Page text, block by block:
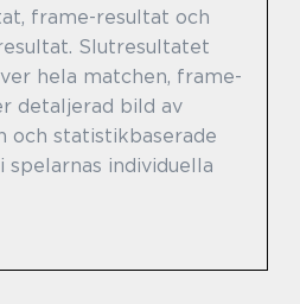
frame-resultat och
Slutresultatet
hela matchen, frame-
detaljerad bild av
och statistikbaserade
individuella